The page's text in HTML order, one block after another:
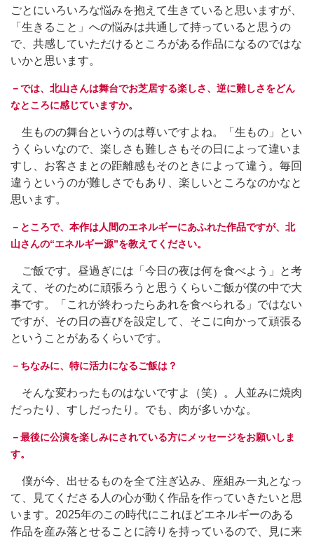
ごとにいろいろな悩みを抱えて生きていると思いますが、
「生きること」への悩みは共通して持っていると思うの
で、共感していただけるところがある作品になるのではな
いかと思います。
－では、北山さんは舞台でお芝居する楽しさ、逆に難しさをどん
なところに感じていますか。
生ものの舞台というのは尊いですよね。「生もの」とい
うくらいなので、楽しさも難しさもその日によって違いま
すし、お客さまとの距離感もそのときによって違う。毎回
違うというのが難しさでもあり、楽しいところなのかなと
思います。
－ところで、本作は人間のエネルギーにあふれた作品ですが、北
山さんの“エネルギー源”を教えてください。
ご飯です。昼過ぎには「今日の夜は何を食べよう」と考
えて、そのために頑張ろうと思うくらいご飯が僕の中で大
事です。「これが終わったらあれを食べられる」ではない
ですが、その日の喜びを設定して、そこに向かって頑張る
ということがあるくらいです。
－ちなみに、特に活力になるご飯は？
そんな変わったものはないですよ（笑）。人並みに焼肉
だったり、すしだったり。でも、肉が多いかな。
－最後に公演を楽しみにされている方にメッセージをお願いしま
す。
僕が今、出せるものを全て注ぎ込み、座組み一丸となっ
て、見てくださる人の心が動く作品を作っていきたいと思
います。2025年のこの時代にこれほどエネルギーのある
作品を産み落とせることに誇りを持っているので、見に来